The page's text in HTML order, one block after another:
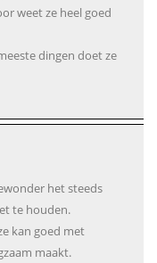
weet ze heel goed
dingen doet ze
het steeds
te houden.
kan goed met
maakt.